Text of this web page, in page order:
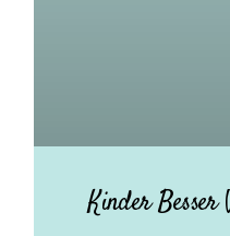
Kinder Besser